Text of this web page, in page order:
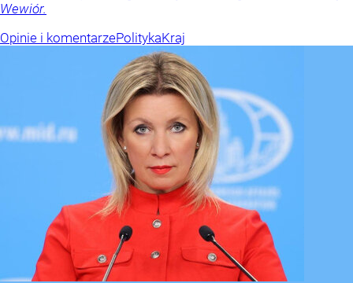
Wewiór.
Opinie i komentarzePolitykaKraj